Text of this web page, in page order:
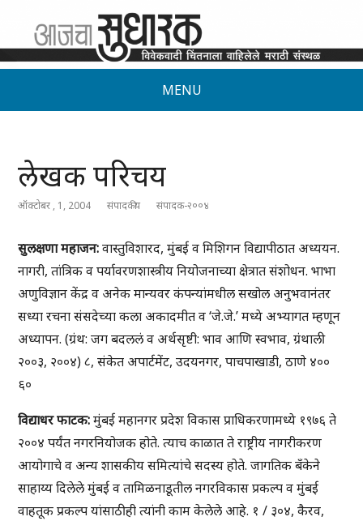
MENU
लेखक परिचय
ऑक्टोबर , 1, 2004 संपादकीय संपादक-२००४
सुलक्षणा महाजन:वास्तुविशारद, मुंबई व मिशिगन विद्यापीठात अध्ययन.
नागरी, तांत्रिक व पर्यावरणशास्त्रीय नियोजनाच्या क्षेत्रात संशोधन. भाभा
अणुविज्ञान केंद्र व अनेक मान्यवर कंपन्यांमधील सखोल अनुभवानंतर
सध्या रचना संसदेच्या कला अकादमीत व ‘जे.जे.’ मध्ये अभ्यागत म्हणून
अध्यापन. (ग्रंथ: जग बदललं व अर्थसृष्टी: भाव आणि स्वभाव, ग्रंथाली
२००३, २००४) ८, संकेत अपार्टमेंट, उदयनगर, पाचपाखाडी, ठाणे ४००
६०
विद्याधर फाटक:मुंबई महानगर प्रदेश विकास प्राधिकरणामध्ये १९७६ ते
२००४ पर्यंत नगरनियोजक होते. त्याच काळात ते राष्ट्रीय नागरीकरण
आयोगाचे व अन्य शासकीय समित्यांचे सदस्य होते. जागतिक बँकेने
साहाय्य दिलेले मुंबई व तामिळनाडूतील नगरविकास प्रकल्प व मुंबई
वाहतूक प्रकल्प यांसाठीही त्यांनी काम केलेले आहे. १ / ३०४, कैरव,